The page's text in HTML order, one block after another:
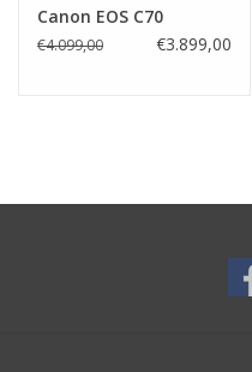
Canon EOS C70
€4.099,00 €3.899,00